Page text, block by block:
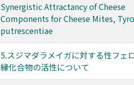
Synergistic Attractancy of Cheese
Components for Cheese Mites,
putrescentiae
5.スジマダラメイガに対する性フェ
縁化合物の活性について